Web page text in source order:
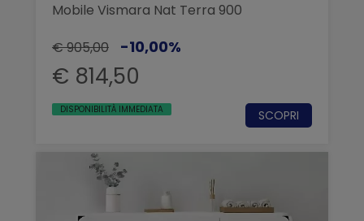
Mobile Vismara Nat Terra 900
€ 905,00
-10,00%
€ 814,50
DISPONIBILITÀ IMMEDIATA SCOPRI